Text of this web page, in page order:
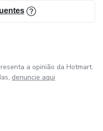
a opinião da Hotmart.
denuncie aqui